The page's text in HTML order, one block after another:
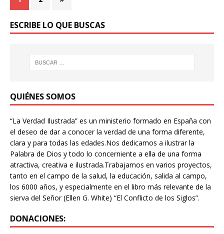
ESCRIBE LO QUE BUSCAS
QUIÉNES SOMOS
“La Verdad Ilustrada” es un ministerio formado en España con
el deseo de dar a conocer la verdad de una forma diferente,
clara y para todas las edades.Nos dedicamos a ilustrar la
Palabra de Dios y todo lo concerniente a ella de una forma
atractiva, creativa e ilustrada.Trabajamos en varios proyectos,
tanto en el campo de la salud, la educación, salida al campo,
los 6000 años, y especialmente en el libro más relevante de la
sierva del Señor (Ellen G. White) “El Conflicto de los Siglos”.
DONACIONES: